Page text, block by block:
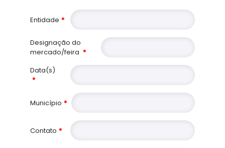
Entidade
Designação do
mercado/feira
Data(s)
Município
Contato